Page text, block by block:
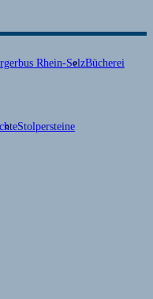
Rhein-SelzBücherei
Stolpersteine